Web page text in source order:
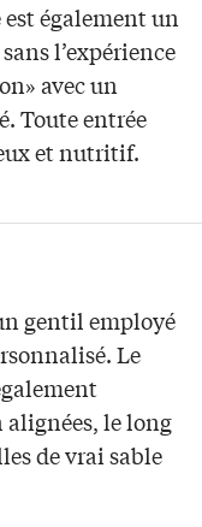
est également un
l’expérience
avec un
Toute entrée
et nutritif.
gentil employé
Le
le long
de vrai sable